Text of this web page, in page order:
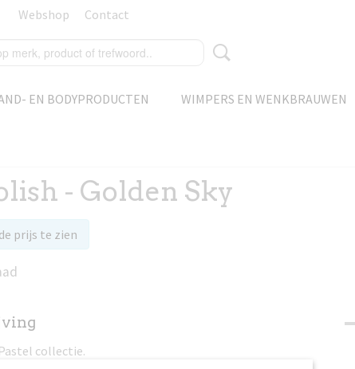
Webshop Contact
EN BODYPRODUCTEN WIMPERS EN WENKBRAUWEN
- Golden Sky
prijs te zien
collectie.